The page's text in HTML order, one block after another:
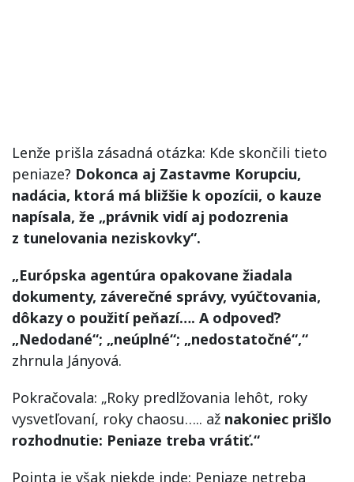
Lenže prišla zásadná otázka: Kde skončili tieto
peniaze? Dokonca aj Zastavme Korupciu,
nadácia, ktorá má bližšie k opozícii, o kauze
napísala, že „právnik vidí aj podozrenia
z tunelovania neziskovky“.
„Európska agentúra opakovane žiadala
dokumenty, záverečné správy, vyúčtovania,
dôkazy o použití peňazí…. A odpoveď?
„Nedodané“; „neúplné“; „nedostatočné“,“
zhrnula Jányová.
Pokračovala: „Roky predlžovania lehôt, roky
vysvetľovaní, roky chaosu….. až nakoniec prišlo
rozhodnutie: Peniaze treba vrátiť.“
Pointa je však niekde inde: Peniaze netreba